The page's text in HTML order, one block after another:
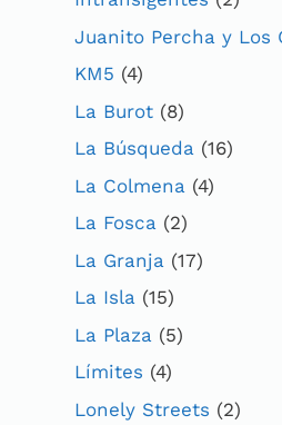
Juanito Percha y Los
KM5 (4)
La Burot (8)
La Búsqueda (16)
La Colmena (4)
La Fosca (2)
La Granja (17)
La Isla (15)
La Plaza (5)
Límites (4)
Lonely Streets (2)